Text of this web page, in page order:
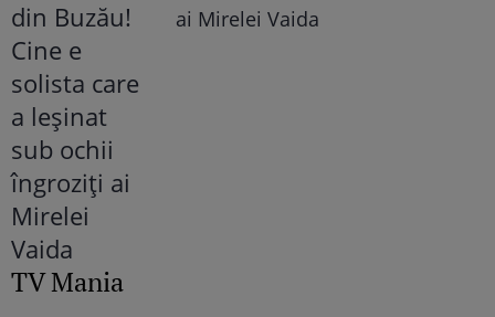
ai Mirelei Vaida
TV Mania